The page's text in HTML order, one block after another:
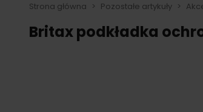
Strona główna > Pozostałe artykuły >
Britax podkładka